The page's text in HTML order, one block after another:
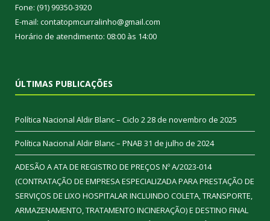
Fone: (91) 99350-3920
E-mail: contatopmcurralinho@gmail.com
Horário de atendimento: 08:00 às 14:00
ÚLTIMAS PUBLICAÇÕES
Política Nacional Aldir Blanc – Ciclo 228 de novembro de 2025
Política Nacional Aldir Blanc – PNAB 31 de julho de 2024
ADESÃO A ATA DE REGISTRO DE PREÇOS Nº A/2023-014
(CONTRATAÇÃO DE EMPRESA ESPECIALIZADA PARA PRESTAÇÃO DE
SERVIÇOS DE LIXO HOSPITALAR INCLUINDO COLETA, TRANSPORTE,
ARMAZENAMENTO, TRATAMENTO INCINERAÇÃO) E DESTINO FINAL